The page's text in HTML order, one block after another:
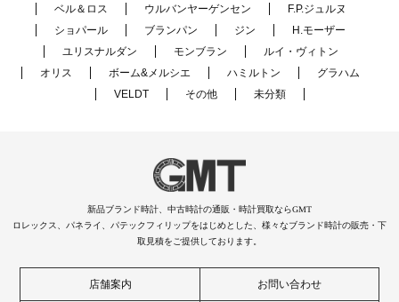
ベル＆ロス
ウルバンヤーゲンセン
F.P.ジュルヌ
ショパール
ブランパン ジン
H.モーザー
ユリスナルダン
モンブラン
ルイ・ヴィトン
オリス
ボーム&メルシエ ハミルトン
グラハム
VELDT
その他 未分類
新品ブランド時計、中古時計の通販・時計買取ならGMT
ロレックス、パネライ、パテックフィリップをはじめとした、様々なブランド時計の販売・下
取見積をご提供しております。
店舗案内 お問い合わせ